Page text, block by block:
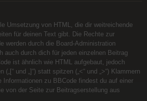
Umsetzung von HTML, die dir weitreichende
für deinen Text gibt. Die Rechte zur
werden durch die Board-Administration
auch durch dich für jeden einzelnen Beitrag
ist ähnlich wie HTML aufgebaut, jedoch
und „]“) statt spitzen („<“ und „>“) Klammern
Informationen zu BBCode findest du auf einer
von der Seite zur Beitragserstellung aus